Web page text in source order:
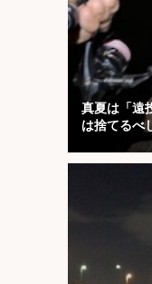
真夏は「遠
は捨てるべ